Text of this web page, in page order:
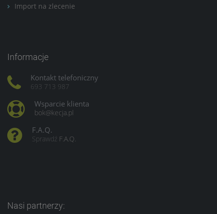
Import na zlecenie
Informacje
Kontakt telefoniczny
693 713 987
Wsparcie klienta
bok@kecja.pl
F.A.Q.
Sprawdź F.A.Q.
Nasi partnerzy: